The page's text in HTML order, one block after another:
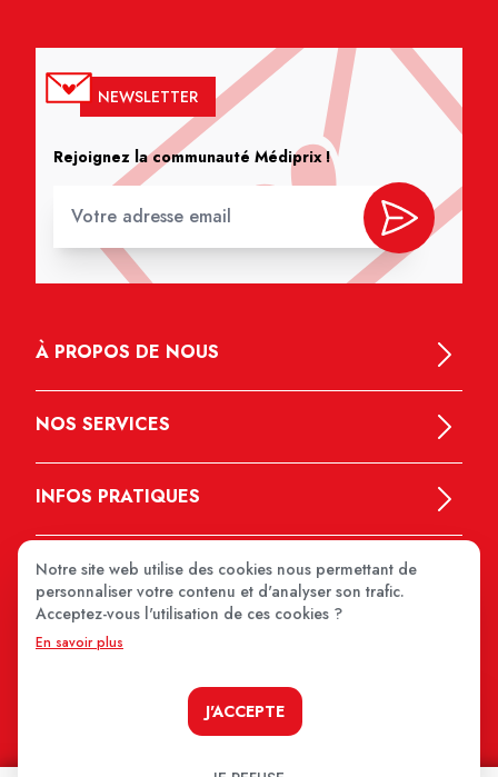
NEWSLETTER
Rejoignez la communauté Médiprix !
À PROPOS DE NOUS
NOS SERVICES
INFOS PRATIQUES
Notre site web utilise des cookies nous permettant de
personnaliser votre contenu et d'analyser son trafic.
Acceptez-vous l'utilisation de ces cookies ?
En savoir plus
J'ACCEPTE